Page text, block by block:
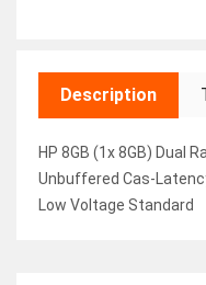
Description
HP 8GB (1x 8GB) Dual
Unbuffered Cas-
Low Voltage Standard